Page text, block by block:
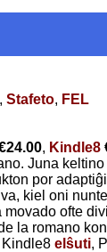
Stafeto, FEL
, Kindle8
Juna
por
kiel oni
ofte
la romano
elŝuti,